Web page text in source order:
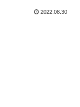
2022.08.30